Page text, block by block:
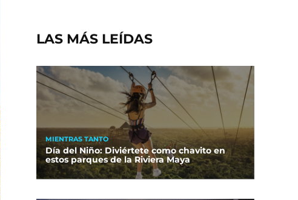
LAS MÁS LEÍDAS
MIENTRAS TANTO
Día del Niño: Diviértete como chavito en
estos parques de la Riviera Maya